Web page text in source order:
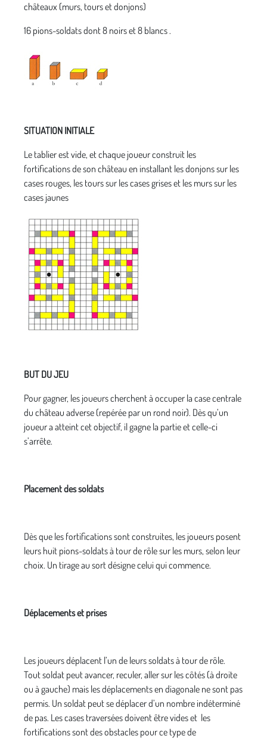
châteaux (murs, tours et donjons)
16 pions-soldats dont 8 noirs et 8 blancs .
SITUATION INITIALE
Le tablier est vide, et chaque joueur construit les
fortifications de son château en installant les donjons sur les
cases rouges, les tours sur les cases grises et les murs sur les
cases jaunes
BUT DU JEU
Pour gagner, les joueurs cherchent à occuper la case centrale
du château adverse (repérée par un rond noir). Dès qu’un
joueur a atteint cet objectif, il gagne la partie et celle-ci
s’arrête.
Placement des soldats
Dès que les fortifications sont construites, les joueurs posent
leurs huit pions-soldats à tour de rôle sur les murs, selon leur
choix. Un tirage au sort désigne celui qui commence.
Déplacements et prises
Les joueurs déplacent l’un de leurs soldats à tour de rôle.
Tout soldat peut avancer, reculer, aller sur les côtés (à droite
ou à gauche) mais les déplacements en diagonale ne sont pas
permis. Un soldat peut se déplacer d’un nombre indéterminé
de pas. Les cases traversées doivent être vides et les
fortifications sont des obstacles pour ce type de